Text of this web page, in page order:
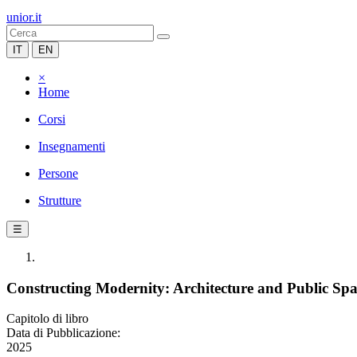
unior.it
IT EN
×
Home
Corsi
Insegnamenti
Persone
Strutture
☰
Constructing Modernity: Architecture and Public
Capitolo di libro
Data di Pubblicazione:
2025